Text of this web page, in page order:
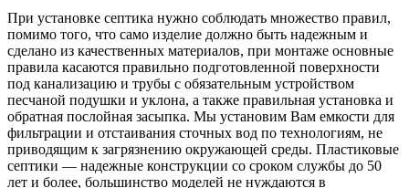
При установке септика нужно соблюдать множество правил,
помимо того, что само изделие должно быть надежным и
сделано из качественных материалов, при монтаже основные
правила касаются правильно подготовленной поверхности
под канализацию и трубы с обязательным устройством
песчаной подушки и уклона, а также правильная установка и
обратная послойная засыпка. Мы установим Вам емкости для
фильтрации и отстаивания сточных вод по технологиям, не
приводящим к загрязнению окружающей среды. Пластиковые
септики — надежные конструкции со сроком службы до 50
лет и более, большинство моделей не нуждаются в